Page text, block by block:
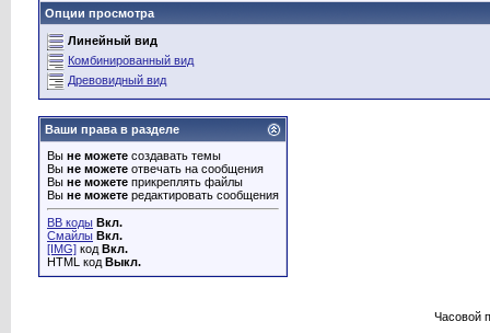
Опции просмотра
Линейный вид
Комбинированный вид
Древовидный вид
Ваши права в разделе
Вы не можете создавать темы
Вы не можете отвечать на сообщения
Вы не можете прикреплять файлы
Вы не можете редактировать сообщения
BB коды Вкл.
Смайлы Вкл.
[IMG] код Вкл.
HTML код Выкл.
Часовой